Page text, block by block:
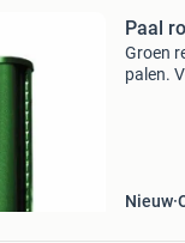
Paal
Groen
palen.
Nieuw